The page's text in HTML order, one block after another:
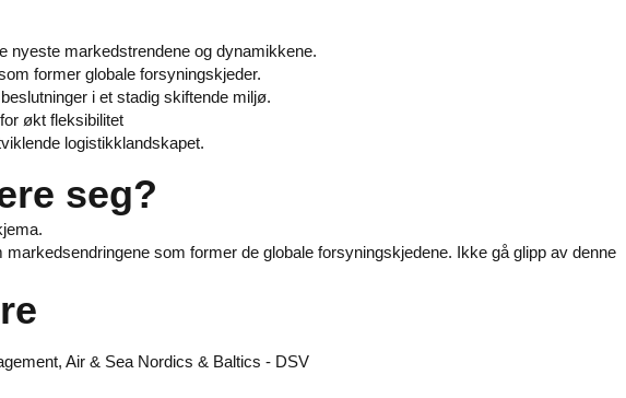
nyeste markedstrendene og dynamikkene.
former globale forsyningskjeder.
i et stadig skiftende miljø.
økt fleksibilitet
logistikklandskapet.
seg?
som former de globale forsyningskjedene. Ikke gå glipp av denne
Air & Sea Nordics & Baltics - DSV